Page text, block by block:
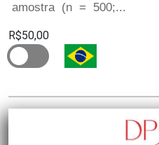
amostra (n = 500;...
R$50,00